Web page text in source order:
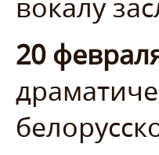
20